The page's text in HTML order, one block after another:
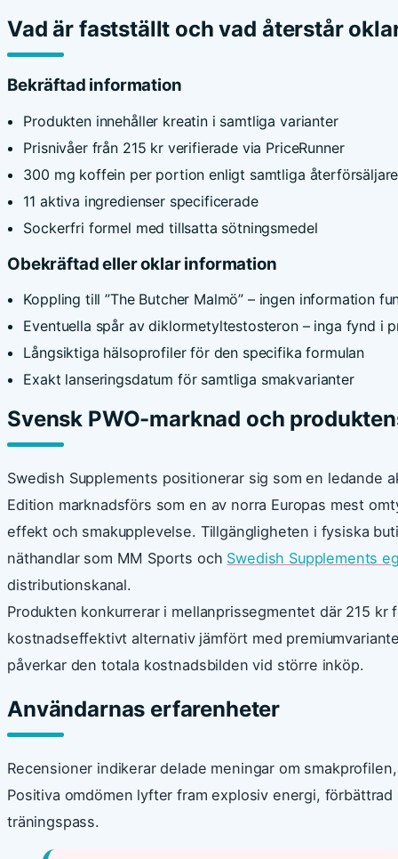
Vad är fastställt och vad återstår
Bekräftad information
Produkten innehåller kreatin i samtliga varianter
Prisnivåer från 215 kr verifierade via PriceRunner
300 mg koffein per portion enligt samtliga återförsäljare
11 aktiva ingredienser specificerade
Sockerfri formel med tillsatta sötningsmedel
Obekräftad eller oklar information
Koppling till ”The Butcher Malmö” – ingen information
Eventuella spår av diklormetyltestosteron – inga fynd i
Långsiktiga hälsoprofiler för den specifika formulan
Exakt lanseringsdatum för samtliga smakvarianter
Svensk PWO-marknad och
Swedish Supplements positionerar sig som en ledande
Edition marknadsförs som en av norra Europas mest
effekt och smakupplevelse. Tillgängligheten i fysiska
näthandlar som MM Sports och Swedish Supplements
distributionskanal.
Produkten konkurrerar i mellanprissegmentet där 215
kostnadseffektivt alternativ jämfört med
påverkar den totala kostnadsbilden vid större inköp.
Användarnas erfarenheter
Recensioner indikerar delade meningar om
Positiva omdömen lyfter fram explosiv energi,
träningspass.